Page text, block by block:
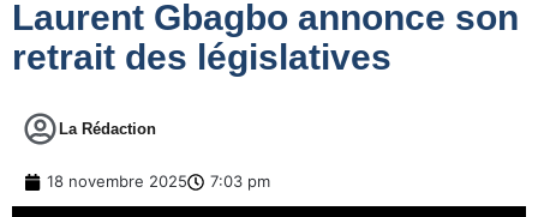
Laurent Gbagbo annonce son
retrait des législatives
La Rédaction
18 novembre 2025 7:03 pm